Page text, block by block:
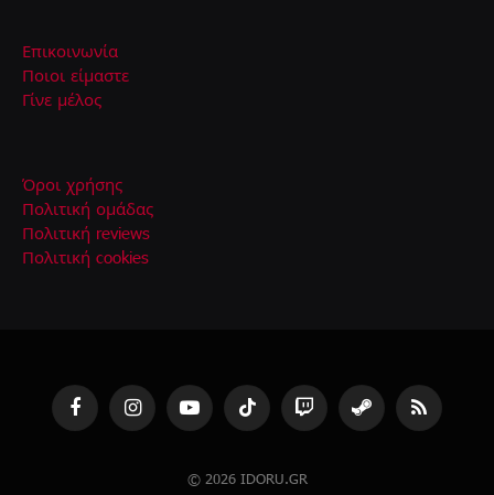
Επικοινωνία
Ποιοι είμαστε
Γίνε μέλος
Όροι χρήσης
Πολιτική ομάδας
Πολιτική reviews
Πολιτική cookies
FacebookInstagramYouTubeTikTok Twitch Steam RSS
© 2026 IDORU.GR